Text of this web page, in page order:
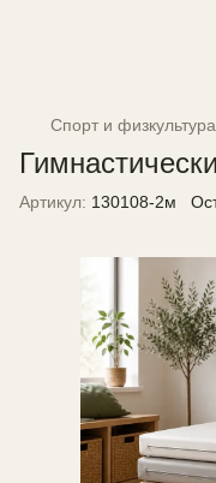
Спорт и физкультура
Артикул: 130108-2м